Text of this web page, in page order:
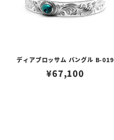
ディアブロッサム バングル B-019
¥67,100